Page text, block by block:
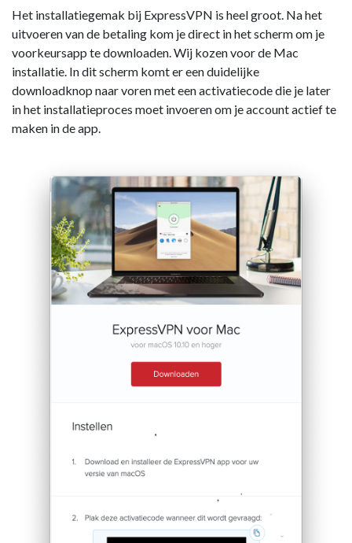
Het installatiegemak bij ExpressVPN is heel groot. Na het
uitvoeren van de betaling kom je direct in het scherm om je
voorkeursapp te downloaden. Wij kozen voor de Mac
installatie. In dit scherm komt er een duidelijke
downloadknop naar voren met een activatiecode die je later
in het installatieproces moet invoeren om je account actief te
maken in de app.